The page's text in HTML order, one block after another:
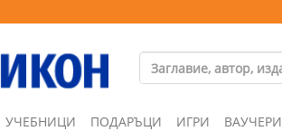
УЧЕБНИЦИ ПОДАРЪЦИ ИГРИ ВАУЧЕРИ